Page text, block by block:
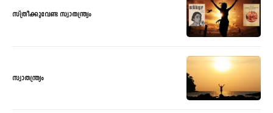
സ്ത്രീക്കുവേണ്ട സ്വാതന്ത്ര്യം
സ്വാതന്ത്ര്യം